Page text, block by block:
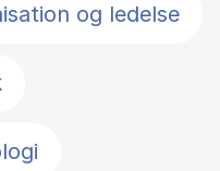
og ledelse